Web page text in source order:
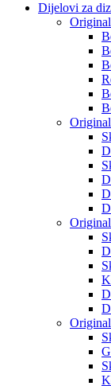
Dijelovi za